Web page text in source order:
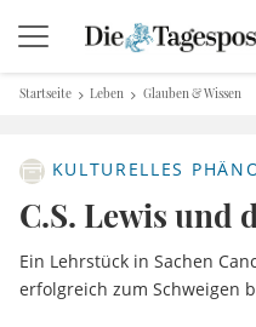
Startseite Leben Glauben & Wissen
KULTURELLES
C.S. Lewis und
Ein Lehrstück in Sachen
erfolgreich zum Schweigen